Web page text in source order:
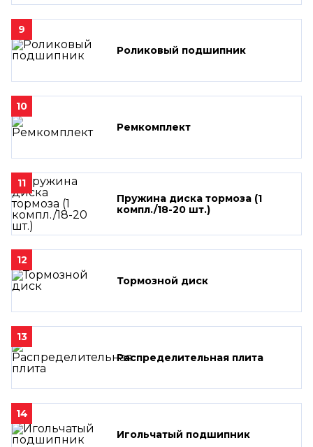
9
Роликовый подшипник
10
Ремкомплект
11
Пружина диска тормоза (1
компл./18-20 шт.)
12
Тормозной диск
13
Распределительная плита
14
Игольчатый подшипник